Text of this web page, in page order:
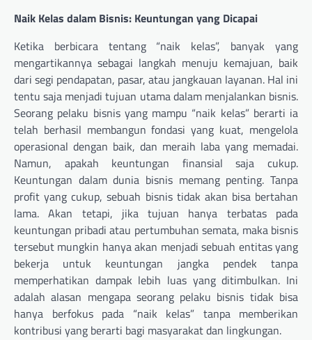
Naik Kelas dalam Bisnis: Keuntungan yang Dicapai
Ketika berbicara tentang “naik kelas”, banyak yang
mengartikannya sebagai langkah menuju kemajuan, baik
dari segi pendapatan, pasar, atau jangkauan layanan. Hal ini
tentu saja menjadi tujuan utama dalam menjalankan bisnis.
Seorang pelaku bisnis yang mampu “naik kelas” berarti ia
telah berhasil membangun fondasi yang kuat, mengelola
operasional dengan baik, dan meraih laba yang memadai.
Namun, apakah keuntungan finansial saja cukup.
Keuntungan dalam dunia bisnis memang penting. Tanpa
profit yang cukup, sebuah bisnis tidak akan bisa bertahan
lama. Akan tetapi, jika tujuan hanya terbatas pada
keuntungan pribadi atau pertumbuhan semata, maka bisnis
tersebut mungkin hanya akan menjadi sebuah entitas yang
bekerja untuk keuntungan jangka pendek tanpa
memperhatikan dampak lebih luas yang ditimbulkan. Ini
adalah alasan mengapa seorang pelaku bisnis tidak bisa
hanya berfokus pada “naik kelas” tanpa memberikan
kontribusi yang berarti bagi masyarakat dan lingkungan.